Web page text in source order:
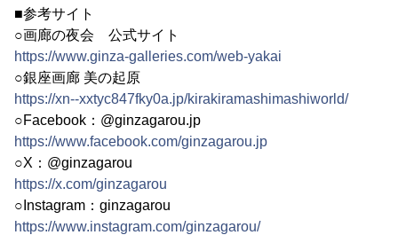
■参考サイト
○画廊の夜会 公式サイト
https://www.ginza-galleries.com/web-yakai
○銀座画廊 美の起原
https://xn--xxtyc847fky0a.jp/kirakiramashimashiworld/
○Facebook：@ginzagarou.jp
https://www.facebook.com/ginzagarou.jp
○X：@ginzagarou
https://x.com/ginzagarou
○Instagram：ginzagarou
https://www.instagram.com/ginzagarou/